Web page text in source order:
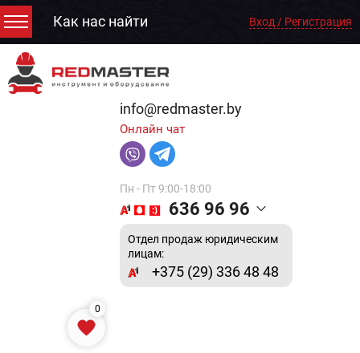
Как нас найти Вход / Регистрация
info@redmaster.by
Онлайн чат
Пн - Пт 9:00-18:00
636 96 96
Отдел продаж юридическим
лицам:
+375 (29) 336 48 48
0